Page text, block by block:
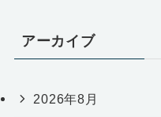
アーカイブ
2026年8月